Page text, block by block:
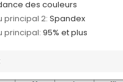
des couleurs
principal 2: Spandex
principal: 95% et plus